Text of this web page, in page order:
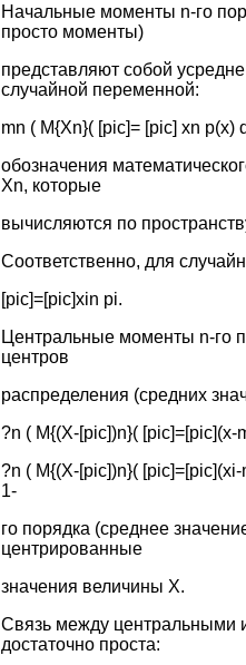
Начальные моменты n-го
просто моменты)
представляют собой
случайной переменной:
mn ( М{Xn}( [pic]= [pic] xn p(x)
обозначения
Хn, которые
вычисляются по
Соответственно, для
[pic]=[pic]xin pi.
Центральные моменты n-го
центров
распределения (средних
?n ( M{(X-[pic])n}( [pic]=[pic](x-
?n ( M{(X-[pic])n}(
1-
го порядка (среднее
центрированные
значения величины Х.
Связь между центральными
достаточно проста: